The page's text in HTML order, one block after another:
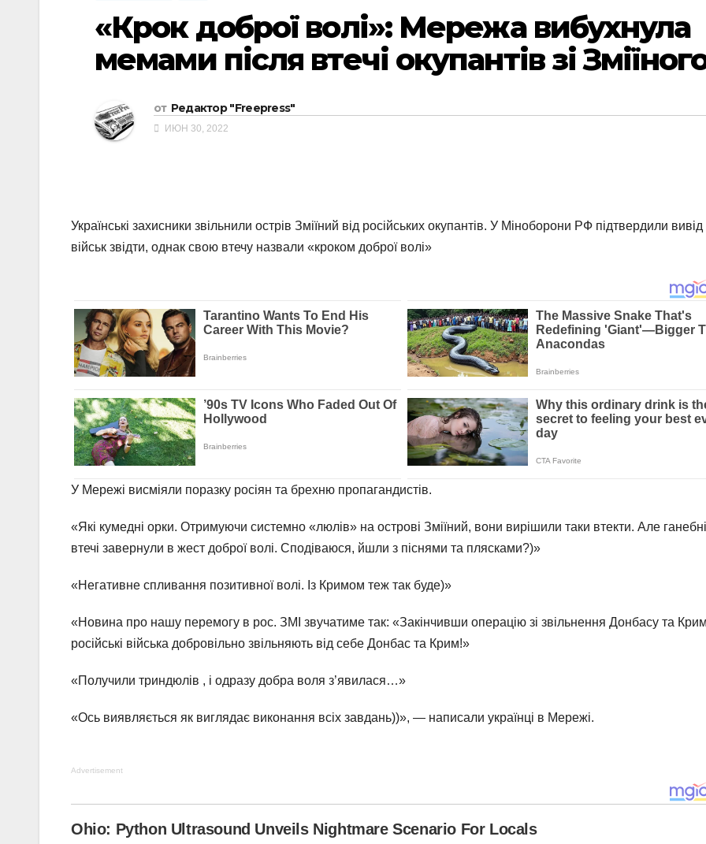
«Крок доброї волі»: Мережа вибухнула
мемами після втечі окупантів зі
от Редактор "Freepress"
ИЮН 30, 2022
Українські захисники звільнили острів Зміїний від російських окупантів. У Міноборони РФ підтвердили вивід
військ звідти, однак свою втечу назвали «кроком доброї волі»
У Мережі висміяли поразку росіян та брехню пропагандистів.
«Які кумедні орки. Отримуючи системно «люлів» на острові Зміїний, вони вирішили таки втекти. Але ганебні
втечі завернули в жест доброї волі. Сподіваюся, йшли з піснями та плясками?)»
«Негативне спливання позитивної волі. Із Кримом теж так буде)»
«Новина про нашу перемогу в рос. ЗМІ звучатиме так: «Закінчивши операцію зі звільнення Донбасу та
російські війська добровільно звільняють від себе Донбас та Крим!»
«Получили триндюлів , і одразу добра воля з’явилася…»
«Ось виявляється як виглядає виконання всіх завдань))», — написали українці в Мережі.
Advertisement